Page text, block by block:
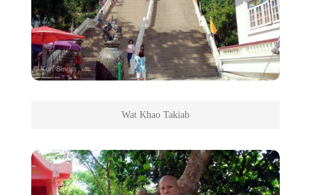
Wat Khao Takiab